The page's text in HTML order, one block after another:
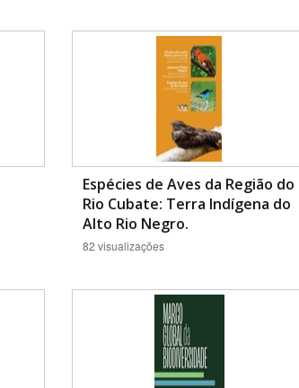
Espécies de Aves da Região do
Rio Cubate: Terra Indígena do
Alto Rio Negro.
82 visualizações